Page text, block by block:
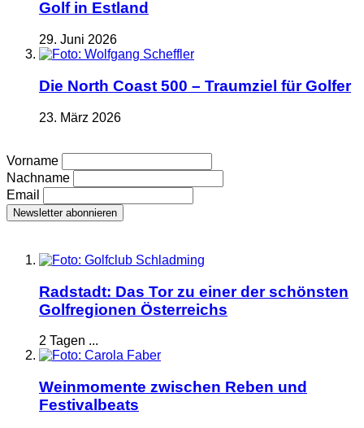
Golf in Estland
29. Juni 2026
Die North Coast 500 – Traumziel für Golfer
23. März 2026
Vorname
Nachname
Email
Radstadt: Das Tor zu einer der schönsten
Golfregionen Österreichs
2 Tagen ...
Weinmomente zwischen Reben und
Festivalbeats